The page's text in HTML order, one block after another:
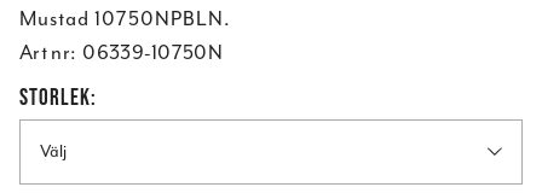
Mustad 10750NPBLN.
Art nr: 06339-10750N
STORLEK:
Välj